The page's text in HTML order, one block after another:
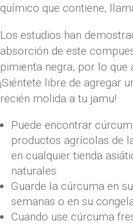
químico que contiene,
Los estudios han
absorción de este
pimienta negra, por lo que
¡Siéntete libre de agregar
recién molida a tu jamu!
Puede encontrar
productos agrícolas de
en cualquier tienda
naturales.
Guarde la cúrcuma en
semanas o en su
Cuando use cúrcuma